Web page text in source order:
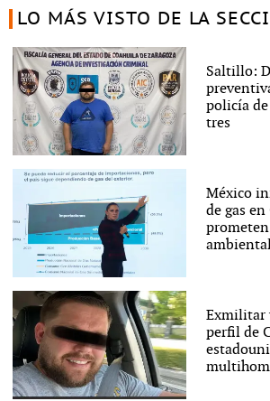
LO MÁS VISTO DE LA
Saltillo:
policía de
tres
México
de gas
Exmilitar
perfil de